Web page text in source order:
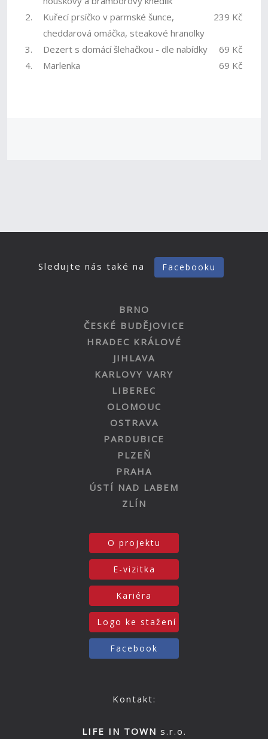
2.
Kuřecí prsíčko v parmské šunce,
cheddarová omáčka, steakové hranolky
239 Kč
3. Dezert s domácí šlehačkou - dle nabídky
69 Kč
4.
Marlenka 69 Kč
Sledujte nás také na Facebooku
BRNO
ČESKÉ BUDĚJOVICE
HRADEC KRÁLOVÉ
JIHLAVA
KARLOVY VARY
LIBEREC
OLOMOUC
OSTRAVA
PARDUBICE
PLZEŇ
PRAHA
ÚSTÍ NAD LABEM
ZLÍN
O projektu
E-vizitka
Kariéra
Logo ke stažení
Facebook
Kontakt:
LIFE IN TOWN s.r.o.